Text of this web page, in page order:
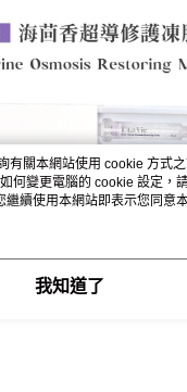
有關本網站使用 cookie 方式
何變更電腦的 cookie 設定，
繼續使用本網站即表示您同意
。
我知道了